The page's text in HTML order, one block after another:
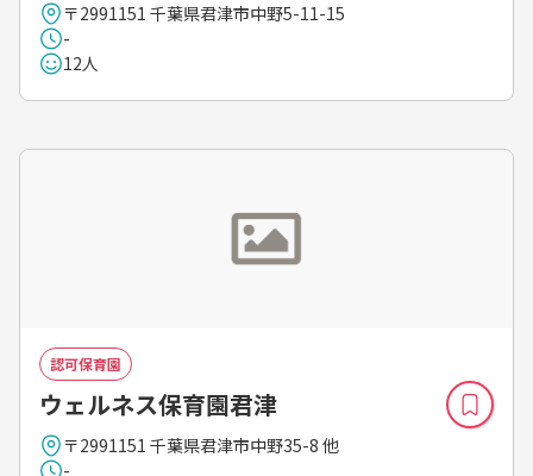
〒2991151 千葉県君津市中野5-11-15
-
12人
認可保育園
ウェルネス保育園君津
〒2991151 千葉県君津市中野35-8 他
-